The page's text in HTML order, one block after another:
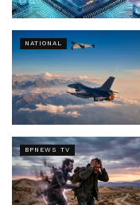
NATIONAL
BPNEWS TV